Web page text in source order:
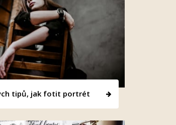
tipů, jak fotit portrét